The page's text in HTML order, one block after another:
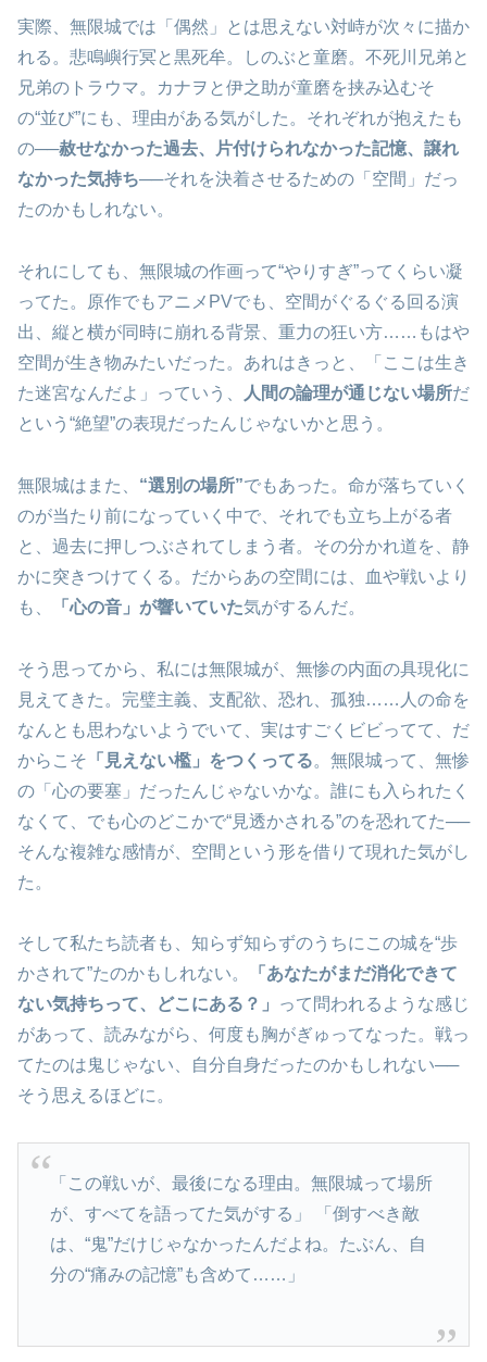
実際、無限城では「偶然」とは思えない対峙が次々に描か
れる。悲鳴嶼行冥と黒死牟。しのぶと童磨。不死川兄弟と
兄弟のトラウマ。カナヲと伊之助が童磨を挟み込むそ
の“並び”にも、理由がある気がした。それぞれが抱えたも
の──赦せなかった過去、片付けられなかった記憶、譲れ
なかった気持ち──それを決着させるための「空間」だっ
たのかもしれない。
それにしても、無限城の作画って“やりすぎ”ってくらい凝
ってた。原作でもアニメPVでも、空間がぐるぐる回る演
出、縦と横が同時に崩れる背景、重力の狂い方……もはや
空間が生き物みたいだった。あれはきっと、「ここは生き
た迷宮なんだよ」っていう、
人間の論理が通じない場所だ
という“絶望”の表現だったんじゃないかと思う。
無限城はまた、 “選別の場所”でもあった。命が落ちていく
のが当たり前になっていく中で、それでも立ち上がる者
と、過去に押しつぶされてしまう者。その分かれ道を、静
かに突きつけてくる。だからあの空間には、血や戦いより
も、
「心の音」が響いていた気がするんだ。
そう思ってから、私には無限城が、無惨の内面の具現化に
見えてきた。完璧主義、支配欲、恐れ、孤独……人の命を
なんとも思わないようでいて、実はすごくビビってて、だ
からこそ 「見えない檻」をつくってる。無限城って、無惨
の「心の要塞」だったんじゃないかな。誰にも入られたく
なくて、でも心のどこかで“見透かされる”のを恐れてた──
そんな複雑な感情が、空間という形を借りて現れた気がし
た。
そして私たち読者も、知らず知らずのうちにこの城を“歩
かされて”たのかもしれない。
「あなたがまだ消化できて
ない気持ちって、どこにある？」
って問われるような感じ
があって、読みながら、何度も胸がぎゅってなった。戦っ
てたのは鬼じゃない、自分自身だったのかもしれない──
そう思えるほどに。
「この戦いが、最後になる理由。無限城って場所
が、すべてを語ってた気がする」 「倒すべき敵
は、“鬼”だけじゃなかったんだよね。たぶん、自
分の“痛みの記憶”も含めて……」